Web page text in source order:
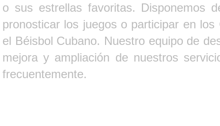
o sus estrellas favoritas. Disponemos
pronosticar los juegos o participar en
el Béisbol Cubano. Nuestro equipo de
mejora y ampliación de nuestros
frecuentemente.